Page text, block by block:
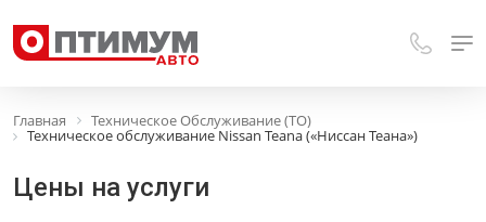
Главная Техническое Обслуживание (ТО)
Техническое обслуживание Nissan Teana («Ниссан Теана»)
Цены на услуги